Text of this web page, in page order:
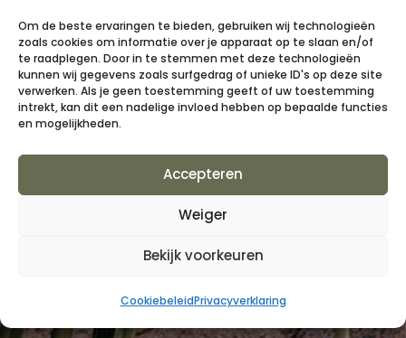
Om de beste ervaringen te bieden, gebruiken wij technologieën
zoals cookies om informatie over je apparaat op te slaan en/of
te raadplegen. Door in te stemmen met deze technologieën
kunnen wij gegevens zoals surfgedrag of unieke ID's op deze site
verwerken. Als je geen toestemming geeft of uw toestemming
intrekt, kan dit een nadelige invloed hebben op bepaalde functies
en mogelijkheden.
Accepteren
Weiger
Bekijk voorkeuren
CookiebeleidPrivacyverklaring
showroom!
Er zijn talloze mogelijkheden op het
gebied van tuindesign, elk met hun eigen
uitdagingen. Wij zien deze uitdagingen als
mogelijkheden en kansen. Bent u
benieuwd wat wij voor u en uw tuin
kunnen betekenen? Neem contact met
tuindromen werkelijkheid te maken